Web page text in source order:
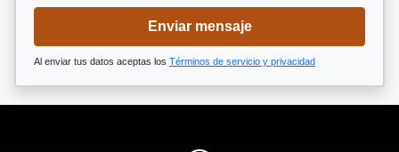
Enviar mensaje
Al enviar tus datos aceptas los Términos de servicio y privacidad